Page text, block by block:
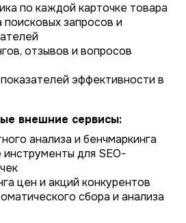
по каждой карточке товара
поисковых запросов и
отзывов и вопросов
эффективности в
внешние сервисы:
анализа и бенчмаркинга
для SEO-
цен и акций конкурентов
сбора и анализа